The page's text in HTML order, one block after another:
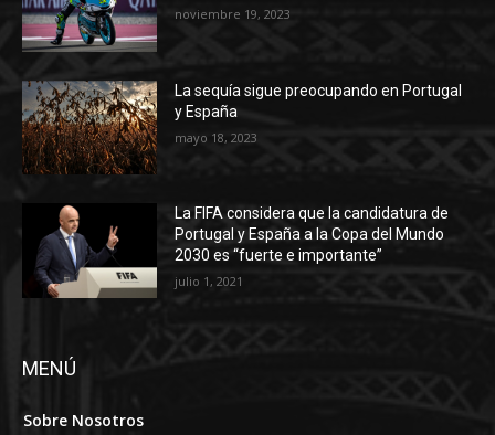
noviembre 19, 2023
La sequía sigue preocupando en Portugal
y España
mayo 18, 2023
La FIFA considera que la candidatura de
Portugal y España a la Copa del Mundo
2030 es “fuerte e importante”
julio 1, 2021
MENÚ
Sobre Nosotros